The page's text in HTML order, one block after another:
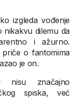
izgleda vođenje
nikakvu dilemu da
i ažurno.
o fantomima
je on.
značajno
spiska, već